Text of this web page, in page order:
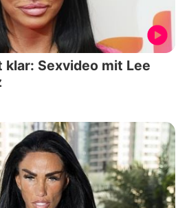
Sexvideo mit Lee